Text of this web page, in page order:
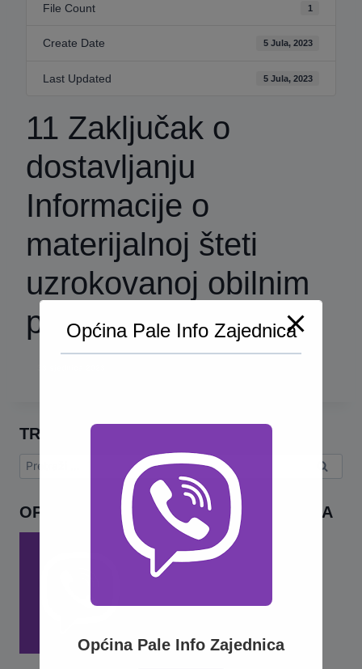
File Count 1
Create Date 5 Jula, 2023
Last Updated 5 Jula, 2023
11 Zaključak o
dostavljanju
Informacije o
materijalnoj šteti
uzrokovanoj obilnim
padavinama
TRAŽI
Pretraga:
OPĆINA PALE INFO – VIBER ZAJEDNICA
Općina Pale Info Zajednica
Općina Pale Info Zajednica